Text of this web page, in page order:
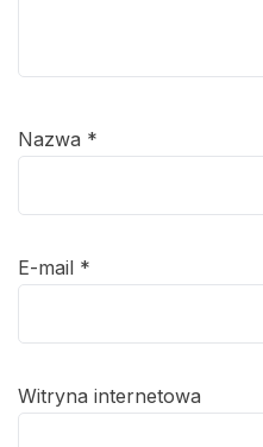
Nazwa *
E-mail *
Witryna internetowa